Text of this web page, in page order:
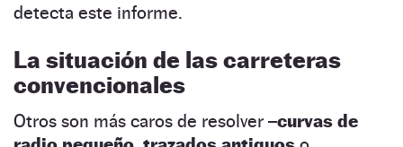
detecta este informe.
La situación de las carreteras
convencionales
Otros son más caros de resolver –curvas de